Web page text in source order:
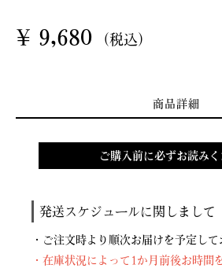
¥ 9,680 (税込)
商品詳細
ご購入前に必ずお読み
発送スケジュールに関しまして
・ご注文時より順次お届けを予定して
・在庫状況によって1か月前後お時間